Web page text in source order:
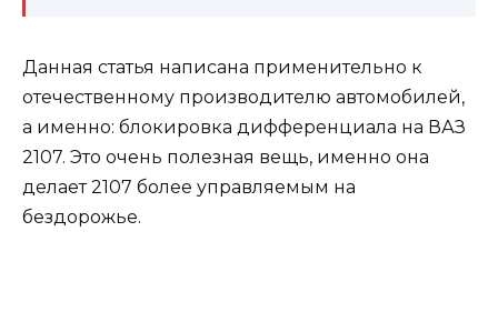
Данная статья написана применительно к
отечественному производителю автомобилей,
а именно: блокировка дифференциала на ВАЗ
2107. Это очень полезная вещь, именно она
делает 2107 более управляемым на
бездорожье.